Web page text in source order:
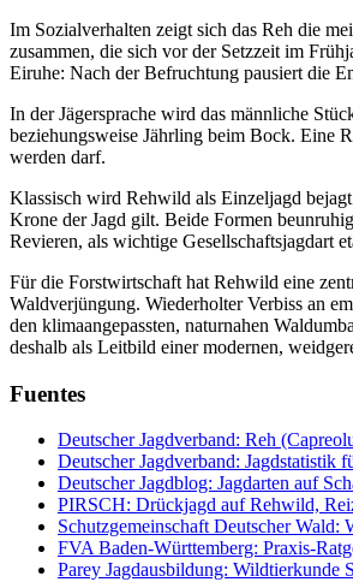
Im Sozialverhalten zeigt sich das Reh die
zusammen, die sich vor der Setzzeit im
Eiruhe: Nach der Befruchtung pausiert die
In der Jägersprache wird das männliche
beziehungsweise Jährling beim Bock. Eine
werden darf.
Klassisch wird Rehwild als Einzeljagd
Krone der Jagd gilt. Beide Formen
Revieren, als wichtige Gesellschaftsjagdart
Für die Forstwirtschaft hat Rehwild eine
Waldverjüngung. Wiederholter Verbiss an
den klimaangepassten, naturnahen
deshalb als Leitbild einer modernen,
Fuentes
Deutscher Jagdverband: Reh
Deutscher Jagdverband: Jagdstatistik
Deutscher Jagdblog: Jagdarten auf
PIRSCH: Drückjagd auf Rehwild,
Schutzgemeinschaft Deutscher Wald:
FVA Baden-Württemberg: Praxis-
Parey Jagdausbildung: Wildtierkunde